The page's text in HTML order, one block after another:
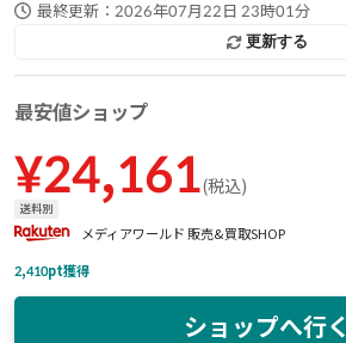
最終更新： 2026年07月22日 23時01分
更新する
最安値ショップ
¥24,161(税込)
送料別
メディアワールド 販売&買取SHOP
2,410pt獲得
ショップへ行く